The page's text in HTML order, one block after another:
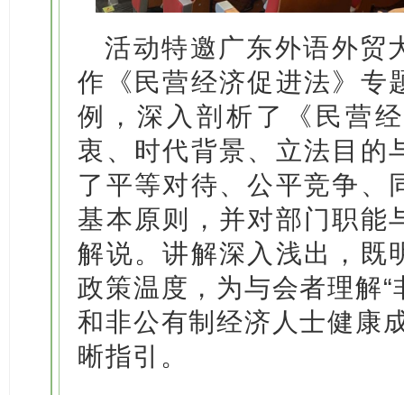
活动特邀广东外语外贸
作《民营经济促进法》专
例，深入剖析了《民营
衷、时代背景、立法目的
了平等对待、公平竞争、
基本原则，并对部门职能
解说。讲解深入浅出，既
政策温度，为与会者理解
和非公有制经济人士健康
晰指引。